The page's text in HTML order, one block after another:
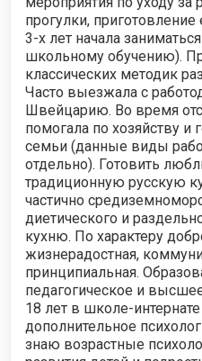
прогулки,
3-х лет начала
школьному обучению).
классических методик
Часто выезжала с
Швейцарию. Во время
помогала по хозяйству и
семьи (данные виды
отдельно). Готовить
традиционную русскую
частично
диетического и
кухню. По характеру
жизнерадостная,
принципиальная.
педагогическое и
18 лет в школе-
дополнительное
знаю возрастные